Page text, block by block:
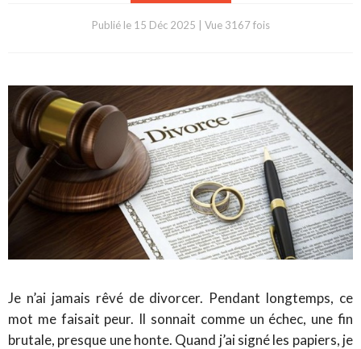
Publié le 15 Déc 2025 Vue 3167 fois
Je n’ai jamais rêvé de divorcer. Pendant longtemps, ce
mot me faisait peur. Il sonnait comme un échec, une fin
brutale, presque une honte. Quand j’ai signé les papiers, je